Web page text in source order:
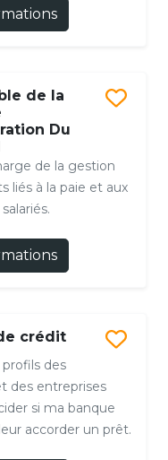
de la
Du
de la gestion
liés à la paie et aux
crédit
profils des
des entreprises
si ma banque
accorder un prêt.